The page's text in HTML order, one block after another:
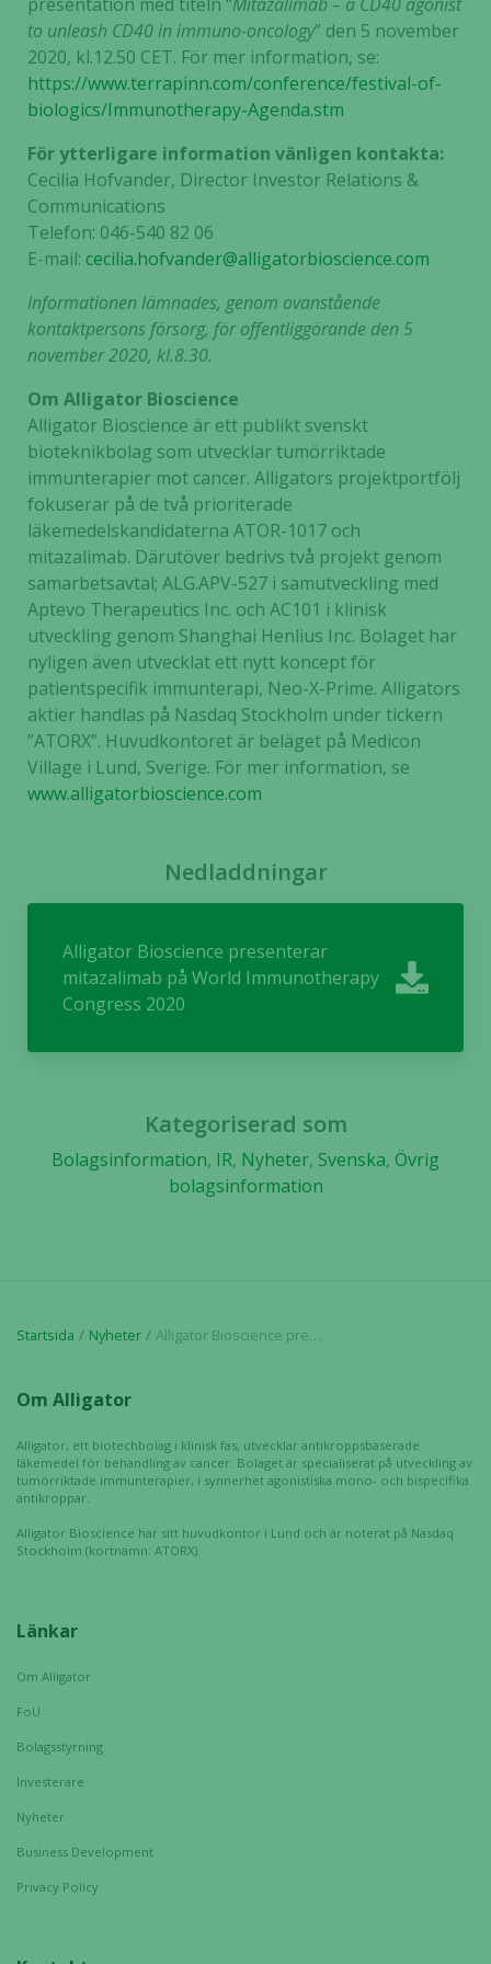
to unleash CD40 in immuno-oncology” den 5 november
2020, kl.12.50 CET. För mer information, se:
https://www.terrapinn.com/conference/festival-of-
biologics/Immunotherapy-Agenda.stm
För ytterligare information vänligen kontakta:
Cecilia Hofvander, Director Investor Relations &
Communications
Telefon: 046-540 82 06
E-mail: cecilia.hofvander@alligatorbioscience.com
Informationen lämnades, genom ovanstående
kontaktpersons försorg, för offentliggörande den 5
november 2020, kl.8.30.
Om Alligator Bioscience
Alligator Bioscience är ett publikt svenskt
bioteknikbolag som utvecklar tumörriktade
immunterapier mot cancer. Alligators projektportfölj
fokuserar på de två prioriterade
läkemedelskandidaterna ATOR-1017 och
mitazalimab. Därutöver bedrivs två projekt genom
samarbetsavtal; ALG.APV-527 i samutveckling med
Aptevo Therapeutics Inc. och AC101 i klinisk
utveckling genom Shanghai Henlius Inc. Bolaget har
nyligen även utvecklat ett nytt koncept för
patientspecifik immunterapi, Neo-X-Prime. Alligators
aktier handlas på Nasdaq Stockholm under tickern
”ATORX”. Huvudkontoret är beläget på Medicon
Village i Lund, Sverige. För mer information, se
www.alligatorbioscience.com
Nedladdningar
Alligator Bioscience presenterar
mitazalimab på World Immunotherapy
Congress 2020
Kategoriserad som
Bolagsinformation, IR, Nyheter, Svenska, Övrig
bolagsinformation
Startsida Nyheter Alligator Bioscience presenterar mitazalimab på World Immunotherapy Congress 2020
Om Alligator
Alligator, ett biotechbolag i klinisk fas, utvecklar antikroppsbaserade
läkemedel för behandling av cancer. Bolaget är specialiserat på utveckling av
tumörriktade immunterapier, i synnerhet agonistiska mono- och bispecifika
antikroppar.
Alligator Bioscience har sitt huvudkontor i Lund och är noterat på Nasdaq
Stockholm (kortnamn: ATORX).
Länkar
Om Alligator
FoU
Bolagsstyrning
Investerare
Nyheter
Business Development
Privacy Policy
Nödvändiga
Dessa kakor
går inte att
välja bort. De
behövs för
att hemsidan
över huvud
taget ska
fungera.
kunna
funktionalitet
och
hur hemsidan
Upplevelse
För att vår
du nekar de
att försvinna
från